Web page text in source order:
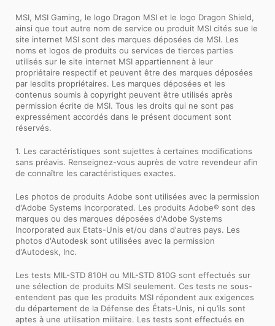
MSI, MSI Gaming, le logo Dragon MSI et le logo Dragon Shield,
ainsi que tout autre nom de service ou produit MSI cités sue le
site internet MSI sont des marques déposées de MSI. Les
noms et logos de produits ou services de tierces parties
utilisés sur le site internet MSI appartiennent à leur
propriétaire respectif et peuvent être des marques déposées
par lesdits propriétaires. Les marques déposées et les
contenus soumis à copyright peuvent être utilisés après
permission écrite de MSI. Tous les droits qui ne sont pas
expressément accordés dans le présent document sont
réservés.
1. Les caractéristiques sont sujettes à certaines modifications
sans préavis. Renseignez-vous auprès de votre revendeur afin
de connaître les caractéristiques exactes.
Les photos de produits Adobe sont utilisées avec la permission
d'Adobe Systems Incorporated. Les produits Adobe® sont des
marques ou des marques déposées d'Adobe Systems
Incorporated aux Etats-Unis et/ou dans d'autres pays. Les
photos d'Autodesk sont utilisées avec la permission
d'Autodesk, Inc.
Les tests MIL-STD 810H ou MIL-STD 810G sont effectués sur
une sélection de produits MSI seulement. Ces tests ne sous-
entendent pas que les produits MSI répondent aux exigences
du département de la Défense des États-Unis, ni qu’ils sont
aptes à une utilisation militaire. Les tests sont effectués en